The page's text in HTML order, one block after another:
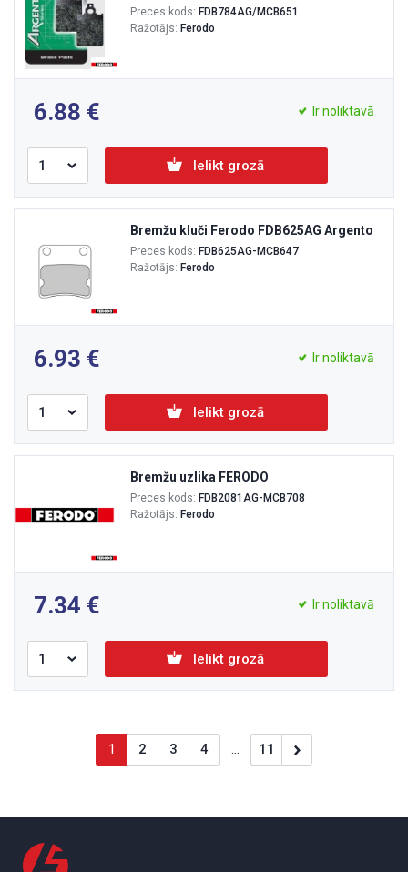
Preces kods: FDB784AG/MCB651
Ražotājs: Ferodo
6.88 Ir noliktavā
Ielikt grozā
Bremžu kluči Ferodo FDB625AG Argento
Preces kods: FDB625AG-MCB647
Ražotājs: Ferodo
6.93 Ir noliktavā
Ielikt grozā
Bremžu uzlika FERODO
Preces kods: FDB2081AG-MCB708
Ražotājs: Ferodo
7.34 Ir noliktavā
Ielikt grozā
1 2 3 4 ... 11